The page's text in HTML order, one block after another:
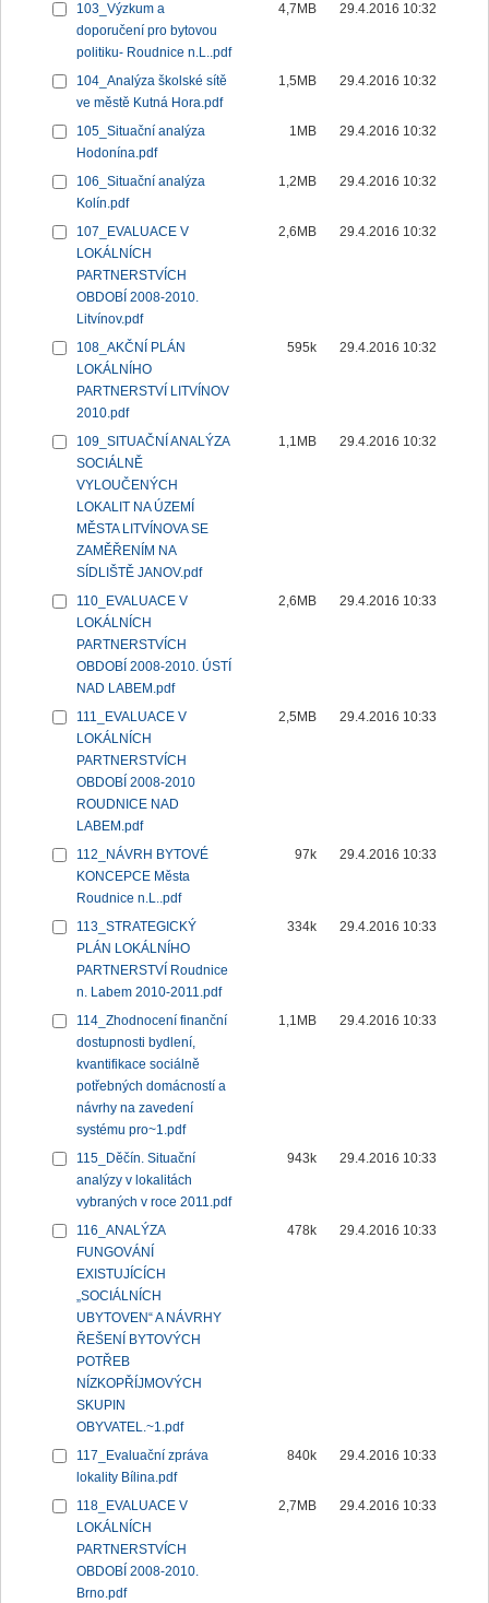
103_Výzkum a
doporučení pro bytovou
politiku- Roudnice n.L..pdf
4,7MB 29.4.2016 10:32
104_Analýza školské sítě
ve městě Kutná Hora.pdf
1,5MB 29.4.2016 10:32
105_Situační analýza
Hodonína.pdf
1MB 29.4.2016 10:32
106_Situační analýza
Kolín.pdf
1,2MB 29.4.2016 10:32
107_EVALUACE V
LOKÁLNÍCH
PARTNERSTVÍCH
OBDOBÍ 2008-2010.
Litvínov.pdf
2,6MB 29.4.2016 10:32
108_AKČNÍ PLÁN
LOKÁLNÍHO
PARTNERSTVÍ LITVÍNOV
2010.pdf
595k 29.4.2016 10:32
109_SITUAČNÍ ANALÝZA
SOCIÁLNĚ
VYLOUČENÝCH
LOKALIT NA ÚZEMÍ
MĚSTA LITVÍNOVA SE
ZAMĚŘENÍM NA
SÍDLIŠTĚ JANOV.pdf
1,1MB 29.4.2016 10:32
110_EVALUACE V
LOKÁLNÍCH
PARTNERSTVÍCH
OBDOBÍ 2008-2010. ÚSTÍ
NAD LABEM.pdf
2,6MB 29.4.2016 10:33
111_EVALUACE V
LOKÁLNÍCH
PARTNERSTVÍCH
OBDOBÍ 2008-2010
ROUDNICE NAD
LABEM.pdf
2,5MB 29.4.2016 10:33
112_NÁVRH BYTOVÉ
KONCEPCE Města
Roudnice n.L..pdf
97k 29.4.2016 10:33
113_STRATEGICKÝ
PLÁN LOKÁLNÍHO
PARTNERSTVÍ Roudnice
n. Labem 2010-2011.pdf
334k 29.4.2016 10:33
114_Zhodnocení finanční
dostupnosti bydlení,
kvantifikace sociálně
potřebných domácností a
návrhy na zavedení
systému pro~1.pdf
1,1MB 29.4.2016 10:33
115_Děčín. Situační
analýzy v lokalitách
vybraných v roce 2011.pdf
943k 29.4.2016 10:33
116_ANALÝZA
FUNGOVÁNÍ
EXISTUJÍCÍCH
„SOCIÁLNÍCH
UBYTOVEN“ A NÁVRHY
ŘEŠENÍ BYTOVÝCH
POTŘEB
NÍZKOPŘÍJMOVÝCH
SKUPIN
OBYVATEL.~1.pdf
478k 29.4.2016 10:33
117_Evaluační zpráva
lokality Bílina.pdf
840k 29.4.2016 10:33
118_EVALUACE V
LOKÁLNÍCH
PARTNERSTVÍCH
OBDOBÍ 2008-2010.
Brno.pdf
2,7MB 29.4.2016 10:33